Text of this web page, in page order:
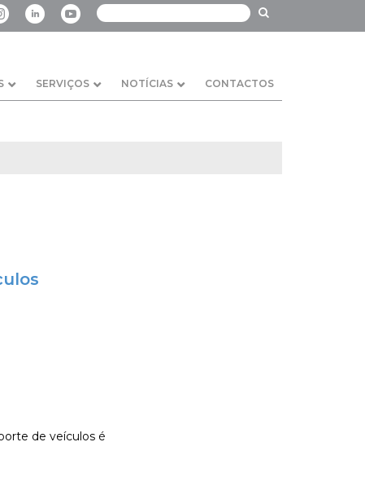
SERVIÇOS NOTÍCIAS CONTACTOS
de veículos é